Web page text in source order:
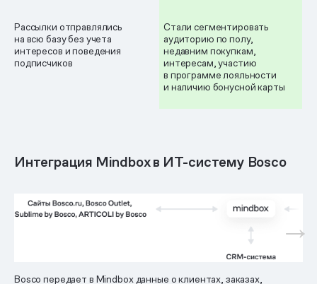
Рассылки отправлялись
на всю базу без учета
интересов и поведения
подписчиков
Стали сегментировать
аудиторию по полу,
недавним покупкам,
интересам, участию
в программе лояльности
и наличию бонусной карты
Интеграция Mindbox в ИТ-систему Bosco
Bosco передает в Mindbox данные о клиентах, заказах,